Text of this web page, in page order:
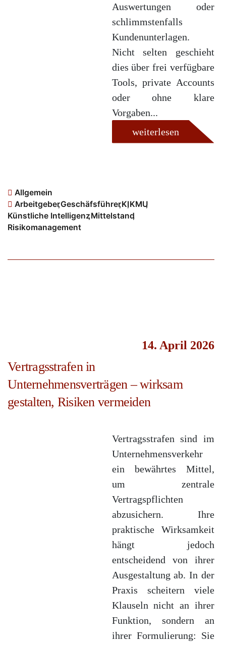
Auswertungen oder
schlimmstenfalls
Kundenunterlagen.
Nicht selten geschieht
dies über frei verfügbare
Tools, private Accounts
oder ohne klare
Vorgaben...
weiterlesen
Allgemein
Arbeitgeber,Geschäfsführer,KI,KMU,
Künstliche Intelligenz,Mittelstand,
Risikomanagement
14. April 2026
Vertragsstrafen in
Unternehmensverträgen – wirksam
gestalten, Risiken vermeiden
Vertragsstrafen sind im
Unternehmensverkehr
ein bewährtes Mittel,
um zentrale
Vertragspflichten
abzusichern. Ihre
praktische Wirksamkeit
hängt jedoch
entscheidend von ihrer
Ausgestaltung ab. In der
Praxis scheitern viele
Klauseln nicht an ihrer
Funktion, sondern an
ihrer Formulierung: Sie